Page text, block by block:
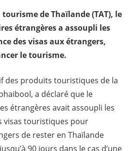
de Thaïlande (TAT), le
étrangères a assoupli les
des visas aux étrangers,
le tourisme.
des produits touristiques de la
a déclaré que le
étrangères avait assoupli les
visas touristiques pour
de rester en Thaïlande
90 jours dans le cas d’une